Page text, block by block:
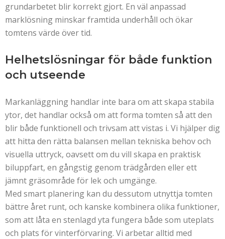
grundarbetet blir korrekt gjort. En väl anpassad
marklösning minskar framtida underhåll och ökar
tomtens värde över tid.
Helhetslösningar för både funktion
och utseende
Markanläggning handlar inte bara om att skapa stabila
ytor, det handlar också om att forma tomten så att den
blir både funktionell och trivsam att vistas i. Vi hjälper dig
att hitta den rätta balansen mellan tekniska behov och
visuella uttryck, oavsett om du vill skapa en praktisk
biluppfart, en gångstig genom trädgården eller ett
jämnt gräsområde för lek och umgänge.
Med smart planering kan du dessutom utnyttja tomten
bättre året runt, och kanske kombinera olika funktioner,
som att låta en stenlagd yta fungera både som uteplats
och plats för vinterförvaring. Vi arbetar alltid med